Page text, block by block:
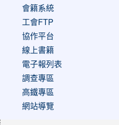
會籍系統
工會FTP
協作平台
線上書籍
電子報列表
調查專區
高鐵專區
網站導覽